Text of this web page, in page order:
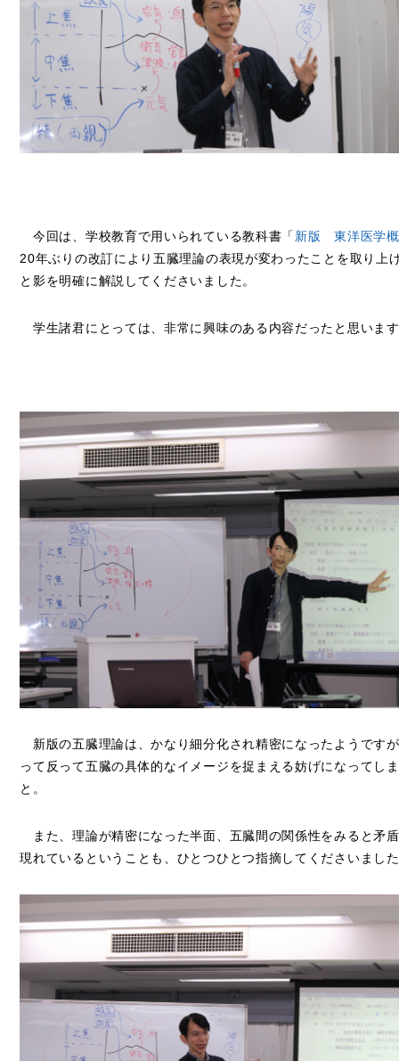
今回は、学校教育で用いられている教科書「 新版 東洋医学
20年ぶりの改訂により五臓理論の表現が変わったことを取り上
と影を明確に解説してくださいました。
学生諸君にとっては、非常に興味のある内容だったと思いま
新版の五臓理論は、かなり細分化され精密になったようです
って反って五臓の具体的なイメージを捉まえる妨げになってし
と。
また、理論が精密になった半面、五臓間の関係性をみると矛
現れているということも、ひとつひとつ指摘してくださいまし